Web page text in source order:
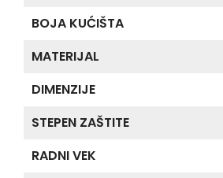
BOJA KUĆIŠTA
MATERIJAL
DIMENZIJE
STEPEN ZAŠTITE
RADNI VEK